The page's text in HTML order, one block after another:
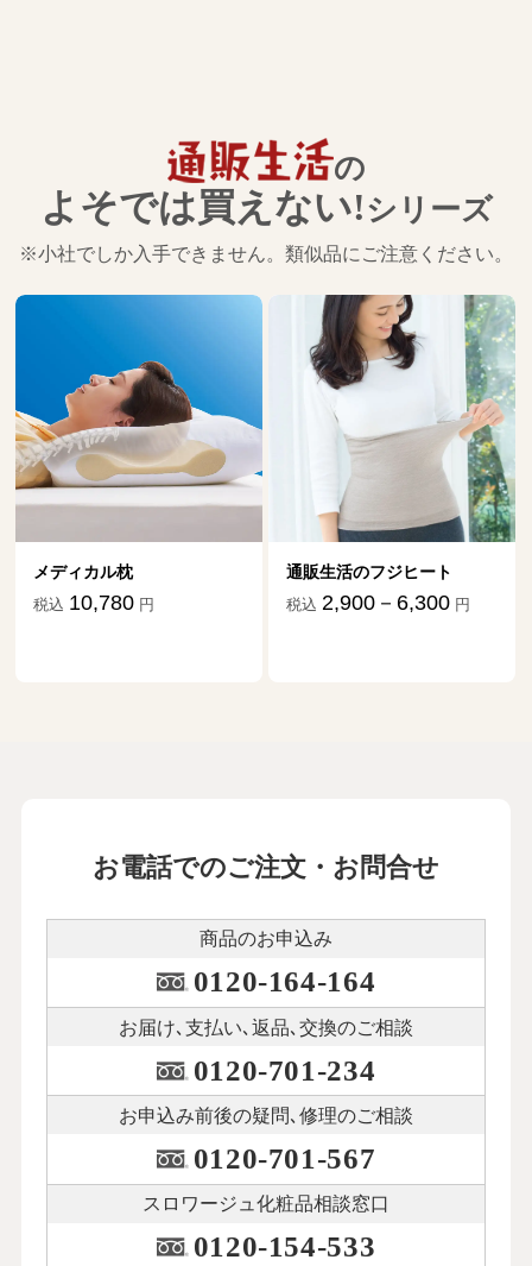
の
よそでは買えない!シリーズ
※小社でしか入手できません。類似品にご注意ください。
メディカル枕
税込 10,780 円
通販生活のフジヒート
税込 2,900－6,300 円
お電話でのご注文・お問合せ
商品のお申込み
0120-164-164
お届け､支払い､ 返品､交換のご相談
0120-701-234
お申込み前後の疑問､修理のご相談
0120-701-567
スロワージュ化粧品相談窓口
0120-154-533